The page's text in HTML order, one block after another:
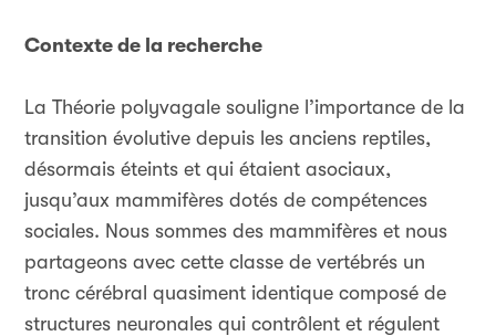
Contexte de la recherche
La Théorie polyvagale souligne l’importance de la
transition évolutive depuis les anciens reptiles,
désormais éteints et qui étaient asociaux,
jusqu’aux mammifères dotés de compétences
sociales. Nous sommes des mammifères et nous
partageons avec cette classe de vertébrés un
tronc cérébral quasiment identique composé de
structures neuronales qui contrôlent et régulent